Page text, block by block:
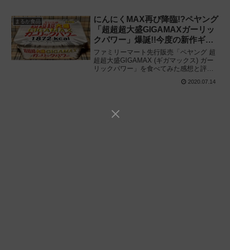
まるか食品
にんにくMAX再び降臨!?ペヤング
「超超超大盛GIGAMAXガーリッ
クパワー」爆誕!!今度の新作ギガ
マックスはニンニクマシマシ
ファミリーマート先行販売「ペヤング 超
超超大盛GIGAMAX (ギガマックス) ガー
リックパワー」を食べてみた感想と評
GIGAMAXはニンニクマシマシ!? サイズ
2020.07.14